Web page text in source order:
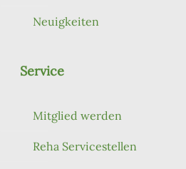
Neuigkeiten
Service
Mitglied werden
Reha Servicestellen